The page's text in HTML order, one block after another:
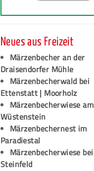
Neues aus Freizeit
Märzenbecher an der
Draisendorfer Mühle
Märzenbecherwald bei
Ettenstatt | Moorholz
Märzenbecherwiese am
Wüstenstein
Märzenbechernest im
Paradiestal
Märzenbecherwiese bei
Steinfeld